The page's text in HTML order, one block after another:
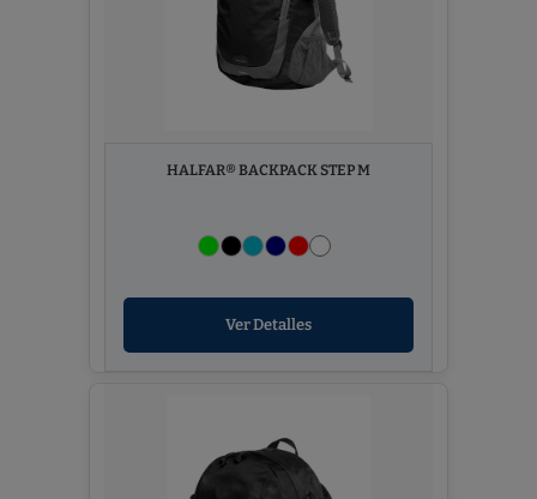
HALFAR® BACKPACK STEP M
Ver Detalles